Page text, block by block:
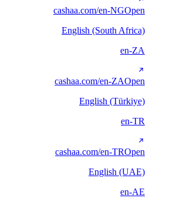
cashaa.com/en-NGOpen
English (South Africa)
en-ZA
cashaa.com/en-ZAOpen
English (Türkiye)
en-TR
cashaa.com/en-TROpen
English (UAE)
en-AE